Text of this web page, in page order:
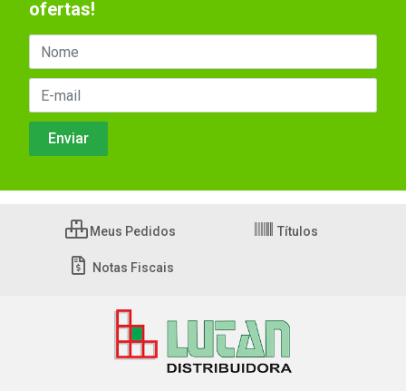
ofertas!
Meus Pedidos Títulos
Notas Fiscais